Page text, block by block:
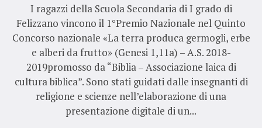
I ragazzi della Scuola Secondaria di I grado di
Felizzano vincono il 1°Premio Nazionale nel Quinto
Concorso nazionale «La terra produca germogli, erbe
e alberi da frutto» (Genesi 1,11a) – A.S. 2018-
2019promosso da “Biblia – Associazione laica di
cultura biblica”. Sono stati guidati dalle insegnanti di
religione e scienze nell’elaborazione di una
presentazione digitale di un...